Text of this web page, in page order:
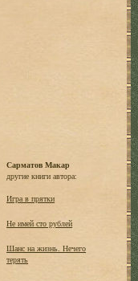
Сарматов Макар
другие книги автора:
Игра в прятки
Не имей сто рублей
Шанс на жизнь. Нечего
терять